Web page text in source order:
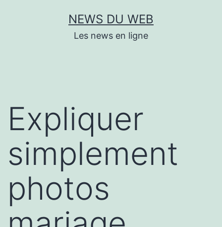
NEWS DU WEB
Les news en ligne
Expliquer
simplement
photos